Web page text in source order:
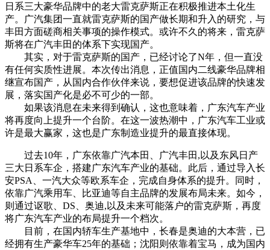
日系三大豪华品牌中的老大雷克萨斯正在积极推进本土化生
产。广汽集团一直就雷克萨斯的国产做长期和升入的研究，与
丰田方面磋商相关事项的操作模式。或许不久的将来，雷克萨
斯将在广汽丰田的体系下实现国产。
其实，对于雷克萨斯的国产，已经讨论了N年，但一直没
有任何实质性进展。本次传出消息，正值国内二线豪华品牌相
继宣布国产，从国内合作伙伴来说，要想促进该品牌的快速发
展，落实国产化是必不可少的一部。
如果该消息在未来得到确认，这也意味着，广东汽车产业
将再度向上提升一个台阶。在这一波热潮中，广东汽车工业或
许是最大赢家，这也是广东制造业提升的最直接体现。
过去10年，广东依靠广汽本田、广汽丰田,以及东风日产
三大日系车企，搭建广东汽车产业的基础。此后，通过导入长
安PSA、一汽大众等欧系车企，完成自身体系的提升。同时，
依靠广汽乘用车、比亚迪等自主品牌的发展布局未来。如今，
则通过讴歌、DS、奥迪,以及未来可能落户的雷克萨斯，再度
将广东汽车产业的布局提升一个档次。
目前，在国内轿车生产基地中，长春是奥迪的大本营，已
经拥有生产豪华车25年的基础；沈阳则依靠着宝马，成为国内